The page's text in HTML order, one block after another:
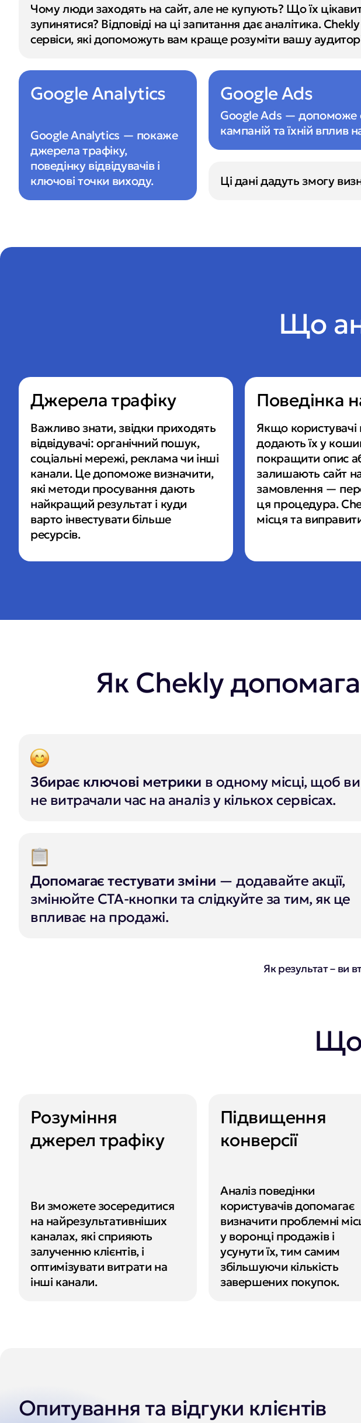
Чому люди заходять на сайт, але не купують? Що їх
зупинятися? Відповіді на ці запитання дає аналітика.
сервіси, які допоможуть вам краще розуміти вашу
Google Analytics
Google Analytics — покаже
джерела трафіку,
поведінку відвідувачів і
ключові точки виходу.
Google Ads
Google Ads — допоможе
кампаній та їхній вплив
Ці дані дадуть змогу
Що
Джерела трафіку
Важливо знати, звідки приходять
відвідувачі: органічний пошук,
соціальні мережі, реклама чи інші
канали. Це допоможе визначити,
які методи просування дають
найкращий результат і куди
варто інвестувати більше
ресурсів.
Поведінка
Якщо
додають їх у
покращити опис
залишають сайт
замовлення —
ця процедура.
місця та
Як Chekly
Збирає ключові метрики в одному місці, щоб ви
не витрачали час на аналіз у кількох сервісах.
Допомагає тестувати зміни — додавайте акції,
змінюйте CTA-кнопки та слідкуйте за тим, як це
впливає на продажі.
Як результат – ви
Що
Розуміння
джерел трафіку
Ви зможете зосередитися
на найрезультативніших
каналах, які сприяють
залученню клієнтів, і
оптимізувати витрати на
інші канали.
Підвищення
конверсії
Аналіз поведінки
користувачів допомагає
визначити проблемні
у воронці продажів і
усунути їх, тим самим
збільшуючи кількість
завершених покупок.
Опитування та відгуки клієнтів